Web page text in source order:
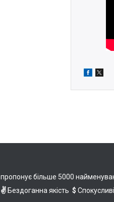
пропонує більше 5000
✌Бездоганна якість $